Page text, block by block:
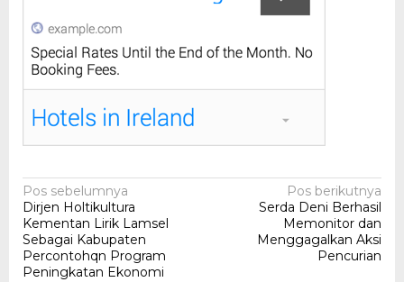
Navigasi
pos
Pos sebelumnya
Dirjen Holtikultura
Kementan Lirik Lamsel
Sebagai Kabupaten
Percontohqn Program
Peningkatan Ekonomi
Pos berikutnya
Serda Deni Berhasil
Memonitor dan
Menggagalkan Aksi
Pencurian